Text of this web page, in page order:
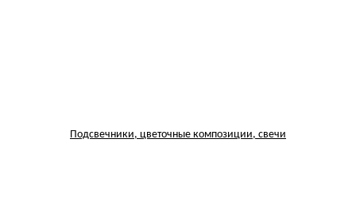
Подсвечники, цветочные композиции, свечи